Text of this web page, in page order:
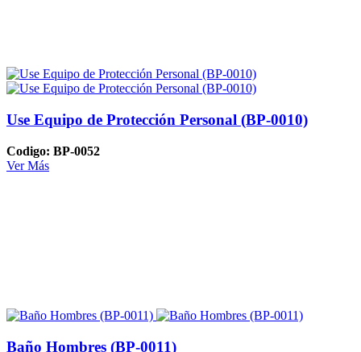
Use Equipo de Protección Personal (BP-0010)
Codigo: BP-0052
Ver Más
Baño Hombres (BP-0011)